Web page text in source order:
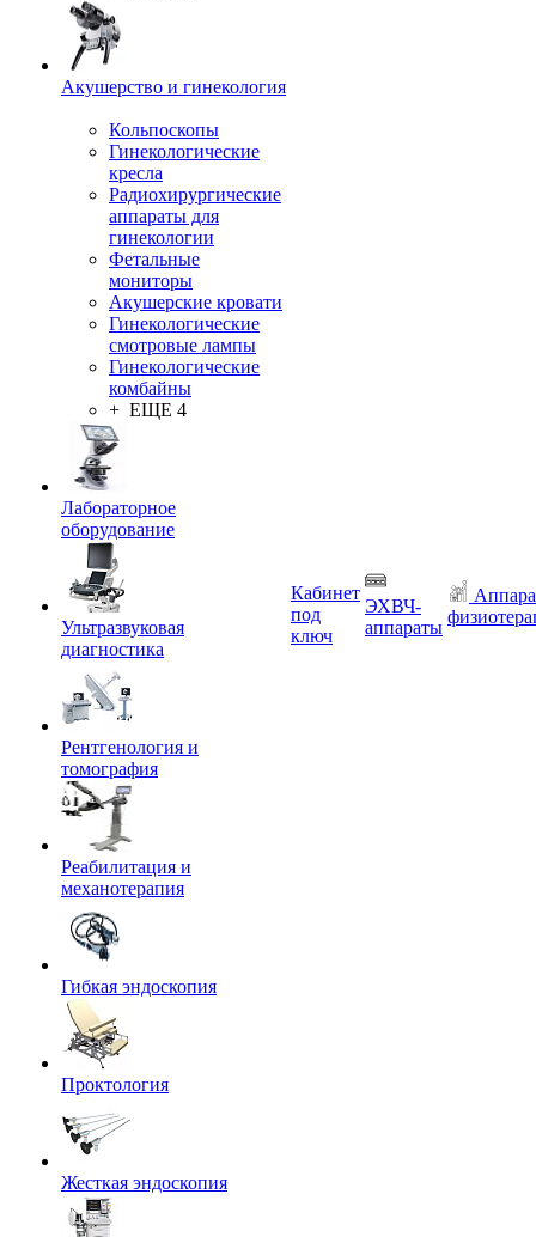
Акушерство и гинекология
Кольпоскопы
Гинекологические
кресла
Радиохирургические
аппараты для
гинекологии
Фетальные
мониторы
Акушерские кровати
Гинекологические
смотровые лампы
Гинекологические
комбайны
+ ЕЩЕ 4
Лабораторное
оборудование
Ультразвуковая
диагностика
Рентгенология и
томография
Реабилитация и
механотерапия
Гибкая эндоскопия
Проктология
Жесткая эндоскопия
Кабинет
под
ключ
ЭХВЧ-
аппараты